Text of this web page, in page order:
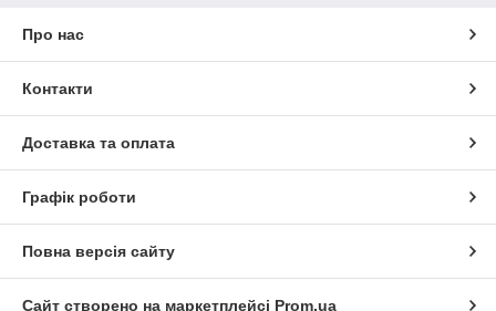
Про нас
Контакти
Доставка та оплата
Графік роботи
Повна версія сайту
Сайт створено на маркетплейсі Prom.ua